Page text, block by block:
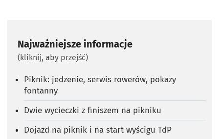
Najważniejsze informacje
(kliknij, aby przejść)
Piknik: jedzenie, serwis rowerów, pokazy
fontanny
Dwie wycieczki z finiszem na pikniku
Dojazd na piknik i na start wyścigu TdP